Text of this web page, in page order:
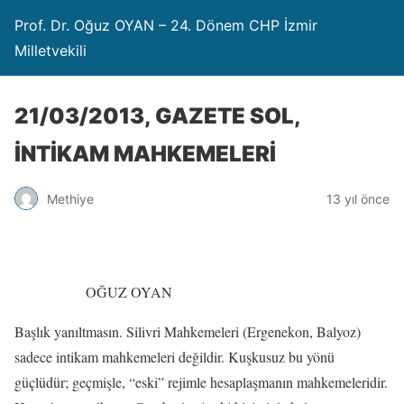
Prof. Dr. Oğuz OYAN – 24. Dönem CHP İzmir
Milletvekili
21/03/2013, GAZETE SOL,
İNTİKAM MAHKEMELERİ
Methiye 13 yıl önce
OĞUZ OYAN
Başlık yanıltmasın. Silivri Mahkemeleri (Ergenekon, Balyoz)
sadece intikam mahkemeleri değildir. Kuşkusuz bu yönü
güçlüdür; geçmişle, “eski” rejimle hesaplaşmanın mahkemeleridir.